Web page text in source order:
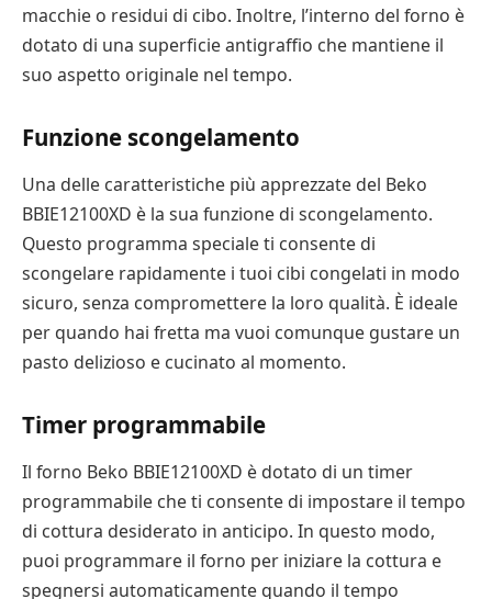
macchie o residui di cibo. Inoltre, l’interno del forno è
dotato di una superficie antigraffio che mantiene il
suo aspetto originale nel tempo.
Funzione scongelamento
Una delle caratteristiche più apprezzate del Beko
BBIE12100XD è la sua funzione di scongelamento.
Questo programma speciale ti consente di
scongelare rapidamente i tuoi cibi congelati in modo
sicuro, senza compromettere la loro qualità. È ideale
per quando hai fretta ma vuoi comunque gustare un
pasto delizioso e cucinato al momento.
Timer programmabile
Il forno Beko BBIE12100XD è dotato di un timer
programmabile che ti consente di impostare il tempo
di cottura desiderato in anticipo. In questo modo,
puoi programmare il forno per iniziare la cottura e
spegnersi automaticamente quando il tempo